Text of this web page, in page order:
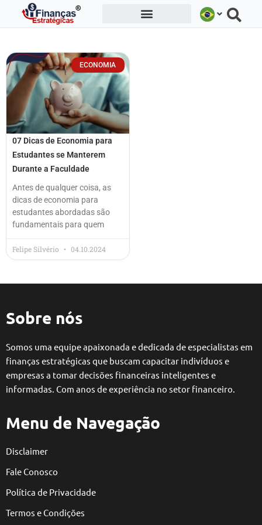
ECONOMIA
07 Dicas de Economia para
Estudantes se Manterem
Durante a Faculdade
Antes de qualquer coisa, as
dicas de economia para
estudantes abordadas são
fundamentais para quem
Felipe Silvério 04.10.2024
Sobre nós
Somos uma equipe apaixonada e dedicada de especialistas em
finanças estratégicas que buscam capacitar indivíduos e
empresas a tomar decisões financeiras inteligentes e
informadas. Com anos de experiência no setor financeiro.
Menu de Navegação
Disclaimer
Fale Conosco
Política de Privacidade
Termos e Condições